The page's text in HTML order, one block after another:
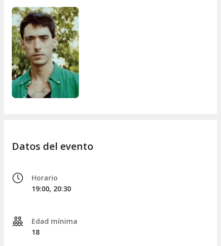
Es licenciado en Música por la Universidad Federal de Minas
Gerais. Crea, toca y enseña música. Realiza una extensa
investigación sobre la improvisación y sus acentos
melódicos. Ha impartido clases en Japón, Italia, Uruguay,
Estados Unidos y Portugal.
Datos del evento
Horario
19:00, 20:30
Edad mínima
18